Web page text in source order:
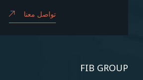
تواصل معنا
FIB GROUP